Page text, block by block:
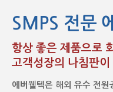
SMPS 전문
항상 좋은 제품으로
고객성장의 나침판
에버웰텍은 해외 유수 전